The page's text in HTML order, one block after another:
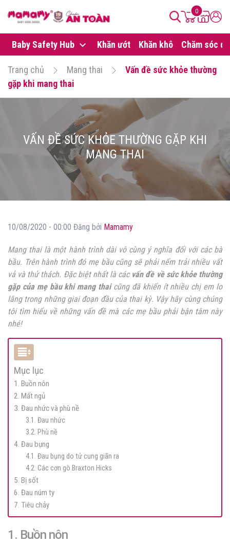
0
Baby Safety Hub Khăn ướt Khăn khô Chăm sóc da
Trang chủ Mang thai
Vấn đề sức khỏe thường
gặp khi mang thai
VẤN ĐỀ SỨC KHỎE THƯỜNG GẶP KHI
MANG THAI
10/08/2020 - 00:00 Đăng bởi Mamamy
Mang thai là một hành trình dài vô cùng ý nghĩa đối với các bà
bầu. Trên hành trình đó mẹ bầu cũng sẽ phải nếm trải nhiều vất
vả và thử thách. Đặc biệt nhất là cácvấn đề về sức khỏe thường
gặp của mẹ bầu khi mang thaicũng đã khiến ít nhiều chị em lo
lắng trong những giai đoạn đầu của thai kỳ. Vậy hãy cùng chúng
tôi tìm hiểu về những vấn đề mà các mẹ bầu phải bận tâm này
nhé!
Mục lục
1. Buồn nôn
2. Mất ngủ
3. Đau nhức và phù nề
3.1. Đau nhức
3.2. Phù nề
4. Đau bụng
4.1. Đau bụng do tử cung giãn ra
4.2. Các cơn gò Braxton Hicks
5. Bị sốt
6. Đau núm ty
7. Tiêu chảy
1. Buồn nôn